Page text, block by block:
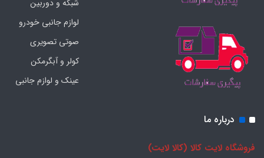
شبکه و دوربین
لوازم جانبی خودرو
صوتی تصویری
کولر و آبگرمکن
عینک و لوازم جانبی
درباره ما
فروشگاه لایت کالا (کالا لایت)